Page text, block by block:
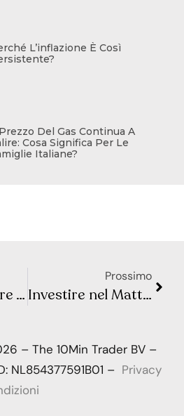
L’inflazione È Così
Del Gas Continua A
Cosa Significa Per Le
Italiane?
Cosa fa muovere Wall Street e la Borsa Europea? Sintesi Macro – Settimana 21
Prossimo
Investire nel Mattone Senza Comprare Casa: la Rendita Passiva che Non Ti Aspetti
– The 10Min Trader BV –
NL854377591B01 – Privacy